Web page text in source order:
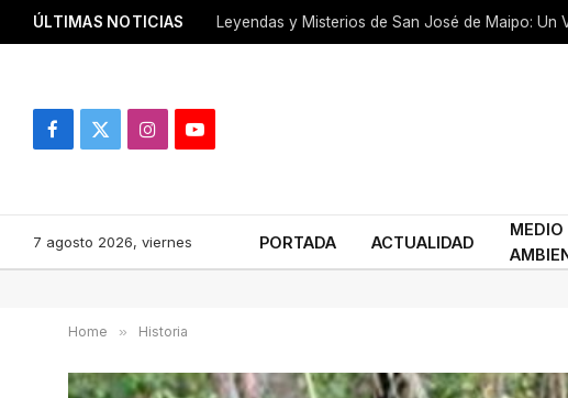
ÚLTIMAS NOTICIAS Leyendas y Misterios de San José de Maipo: Un
Facebook
X
InstagramYouTube
7 agosto 2026, viernes PORTADA ACTUALIDAD
MEDIO
Home » Historia